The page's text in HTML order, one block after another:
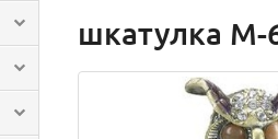
шкатулка M-